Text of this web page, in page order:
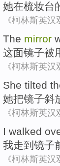
她在梳妆台
《柯林斯英汉
The mirror
这面镜子被
《柯林斯英汉
She tilted
她把镜子斜
《柯林斯英汉
I walked
我走到 镜子
《柯林斯英汉